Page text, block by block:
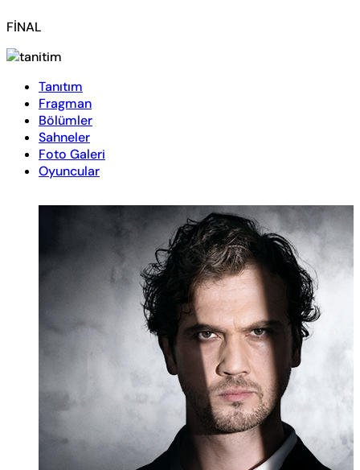
FİNAL
Tanıtım
Fragman
Bölümler
Sahneler
Foto Galeri
Oyuncular